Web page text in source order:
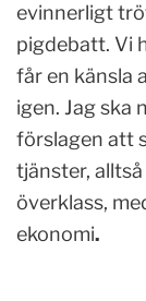
evinnerligt
pigdebatt. Vi
får en känsla
igen. Jag ska
förslagen att
tjänster,
överklass,
ekonomi.